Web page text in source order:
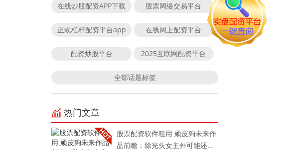
在线炒股配资APP下载 股票网络交易平台
正规杠杆配资平台app 在线网上配资平台
配资炒股平台 2025互联网配资平台
全部话题标签
热门文章
股票配资软件租用 顽皮狗未来作
品前瞻：除光头女主外可能还有